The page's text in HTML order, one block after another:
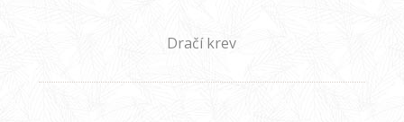
Dračí krev